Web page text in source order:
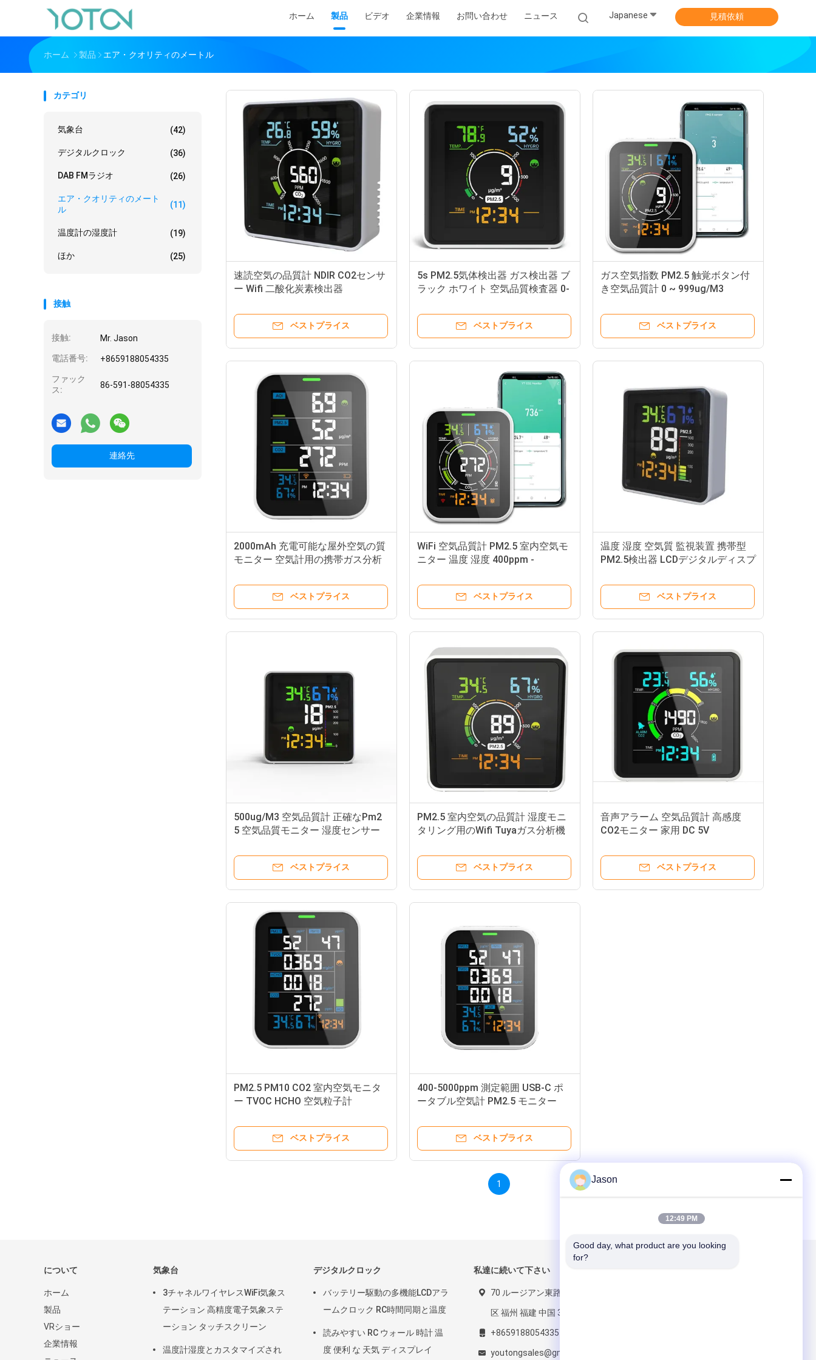
ホーム 製品 ビデオ 企業情報 お問い合わせ ニュース Japanese 見積依頼
ホーム 製品 エア・クオリティのメートル
カテゴリ
気象台 (42)
デジタルクロック (36)
DAB FMラジオ (26)
エア・クオリティのメート
ル
(11)
温度計の湿度計 (19)
ほか (25)
接触
接触: Mr. Jason
電話番号: +8659188054335
ファック
ス:
86-591-88054335
連絡先
速読空気の品質計 NDIR CO2センサ
ー Wifi 二酸化炭素検出器
ベストプライス
5s PM2.5気体検出器 ガス検出器 ブ
ラック ホワイト 空気品質検査器 0-
ベストプライス
ガス空気指数 PM2.5 触覚ボタン付
き空気品質計 0 ~ 999ug/M3
ベストプライス
2000mAh 充電可能な屋外空気の質
モニター 空気計用の携帯ガス分析
ベストプライス
WiFi 空気品質計 PM2.5 室内空気モ
ニター 温度 湿度 400ppm -
ベストプライス
温度 湿度 空気質 監視装置 携帯型
PM2.5検出器 LCDデジタルディスプ
ベストプライス
500ug/M3 空気品質計 正確なPm2
5 空気品質モニター 湿度センサー
ベストプライス
PM2.5 室内空気の品質計 湿度モニ
タリング用のWifi Tuyaガス分析機
ベストプライス
音声アラーム 空気品質計 高感度
CO2モニター 家用 DC 5V
ベストプライス
PM2.5 PM10 CO2 室内空気モニタ
ー TVOC HCHO 空気粒子計
ベストプライス
400-5000ppm 測定範囲 USB-C ポ
ータブル空気計 PM2.5 モニター
ベストプライス
1
について
ホーム
製品
VRショー
企業情報
気象台
3チャネルワイヤレスWiFi気象ス
テーション 高精度電子気象ステ
ーション タッチスクリーン
温度計湿度とカスタマイズされ
デジタルクロック
バッテリー駆動の多機能LCDアラ
ームクロック RC時間同期と温度
読みやすい RC ウォール 時計 温
度 便利 な 天気 ディスプレイ
私達に続いて下さい
70 ルージアン東路 マウエ地
区 福州 福建 中国 350015
+8659188054335
youtongsales@gmail.com
Jason
12:49 PM
Good day, what product are you looking
for?